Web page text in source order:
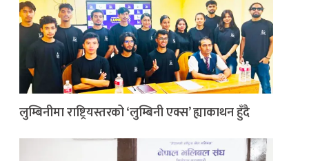
लुम्बिनीमा राष्ट्रियस्तरको ‘लुम्बिनी एक्स’ ह्याकाथन हुँदै